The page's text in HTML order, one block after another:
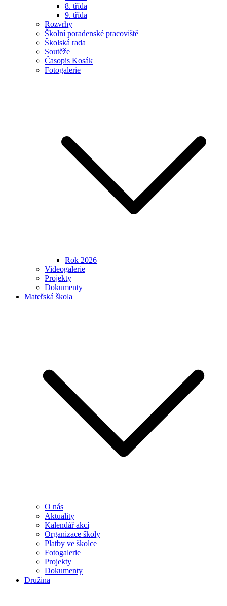
8. třída
9. třída
Rozvrhy
Školní poradenské pracoviště
Školská rada
Soutěže
Časopis Kosák
Fotogalerie
Rok 2026
Videogalerie
Projekty
Dokumenty
Mateřská škola
O nás
Aktuality
Kalendář akcí
Organizace školy
Platby ve školce
Fotogalerie
Projekty
Dokumenty
Družina